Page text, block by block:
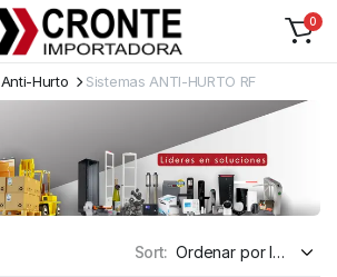
0
Hurto Sistemas ANTI-HURTO RF
Sort: